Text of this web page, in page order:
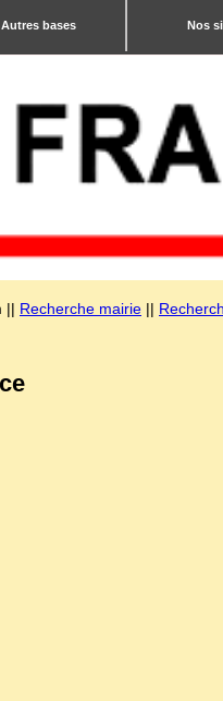
Autres bases Nos
|| Recherche mairie ||